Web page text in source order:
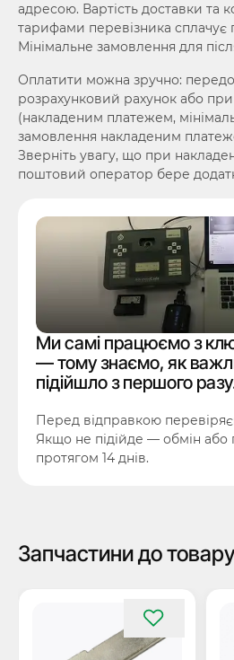
адресою. Вартість доставки та
тарифами перевізника сплачує
Мінімальне замовлення для
Оплатити можна зручно:
розрахунковий рахунок або
(накладеним платежем,
замовлення накладеним
Зверніть увагу, що при
поштовий оператор бере
Ми самі працюємо з
— тому знаємо, як
підійшло з першого
Перед відправкою
Якщо не підійде — обмін або
протягом 14 днів.
Запчастини до